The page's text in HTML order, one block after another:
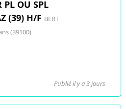
PL OU SPL
(39) H/F BERT
(39100)
Publié il y a 3 jours